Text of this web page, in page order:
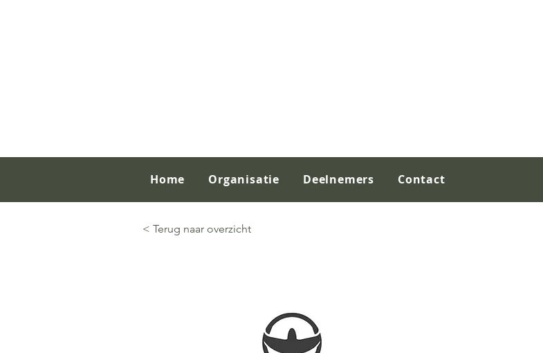
Home Organisatie Deelnemers Contact
< Terug naar overzicht